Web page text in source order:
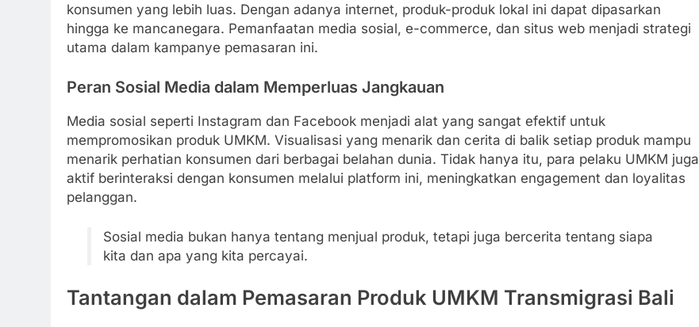
konsumen yang lebih luas. Dengan adanya internet, produk-produk lokal ini dapat dipasarkan
hingga ke mancanegara. Pemanfaatan media sosial, e-commerce, dan situs web menjadi strategi
utama dalam kampanye pemasaran ini.
Peran Sosial Media dalam Memperluas Jangkauan
Media sosial seperti Instagram dan Facebook menjadi alat yang sangat efektif untuk
mempromosikan produk UMKM. Visualisasi yang menarik dan cerita di balik setiap produk mampu
menarik perhatian konsumen dari berbagai belahan dunia. Tidak hanya itu, para pelaku UMKM juga
aktif berinteraksi dengan konsumen melalui platform ini, meningkatkan engagement dan loyalitas
pelanggan.
Sosial media bukan hanya tentang menjual produk, tetapi juga bercerita tentang siapa
kita dan apa yang kita percayai.
Tantangan dalam Pemasaran Produk UMKM Transmigrasi Bali